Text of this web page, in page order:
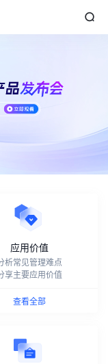
应用价值
析常见管理难点
享主要应用价值
查看全部